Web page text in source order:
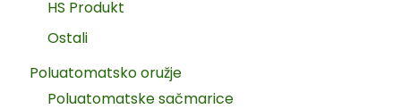
HS Produkt
Ostali
Poluatomatsko oružje
Poluatomatske sačmarice